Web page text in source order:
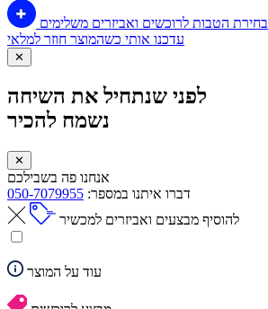
בחירת הטבות לרוכשים ואביזרים משלימים
עדכנו אותי כשהמוצר חוזר למלאי
✕
לפני שנתחיל את השיחה
נשמח להכיר
✕
אנחנו פה בשבילכם
דברו איתנו במספר: 050-7079955
להוסיף מבצעים ואביזרים למכשיר
עוד על המוצר